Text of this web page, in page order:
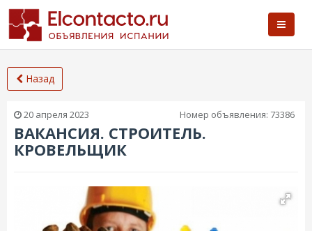
Назад
20 апреля 2023 Номер объявления: 73386
ВАКАНСИЯ. СТРОИТЕЛЬ.
КРОВЕЛЬЩИК